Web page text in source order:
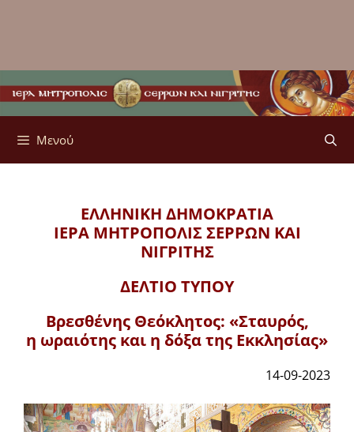
Μενού
ΕΛΛΗΝΙΚΗ ΔΗΜΟΚΡΑΤΙΑ
ΙΕΡΑ ΜΗΤΡΟΠΟΛΙΣΣΕΡΡΩΝ ΚΑΙ
ΝΙΓΡΙΤΗΣ
ΔΕΛΤΙΟ ΤΥΠΟΥ
Βρεσθένης Θεόκλητος: «Σταυρός,
η ωραιότης και η δόξα της Εκκλησίας»
14-09-2023